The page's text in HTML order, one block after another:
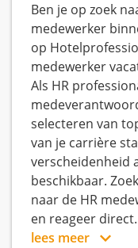
Ben je op zoek
medewerker
op
medewerker
Als HR
selecteren van
van je carrière
verscheidenheid
beschikbaar.
naar de HR
en reageer direct.
lees meer